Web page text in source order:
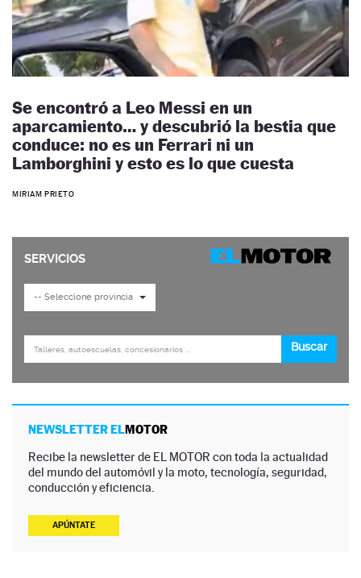
Se encontró a Leo Messi en un
aparcamiento… y descubrió la bestia que
conduce: no es un Ferrari ni un
Lamborghini y esto es lo que cuesta
MIRIAM PRIETO
NEWSLETTER ELMOTOR
Recibe la newsletter de EL MOTOR con toda la actualidad
del mundo del automóvil y la moto, tecnología, seguridad,
conducción y eficiencia.
APÚNTATE